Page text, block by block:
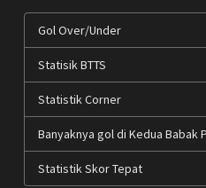
Gol Over/Under
Statisik BTTS
Statistik Corner
Banyaknya gol di Kedua Babak
Statistik Skor Tepat